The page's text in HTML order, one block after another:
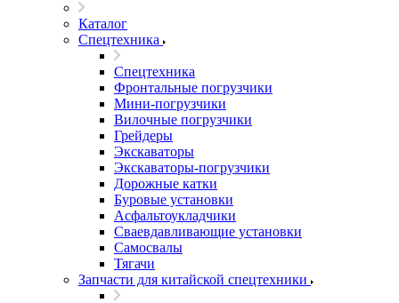
Каталог
Спецтехника
Спецтехника
Фронтальные погрузчики
Мини-погрузчики
Вилочные погрузчики
Грейдеры
Экскаваторы
Экскаваторы-погрузчики
Дорожные катки
Буровые установки
Асфальтоукладчики
Сваевдавливающие установки
Самосвалы
Тягачи
Запчасти для китайской спецтехники